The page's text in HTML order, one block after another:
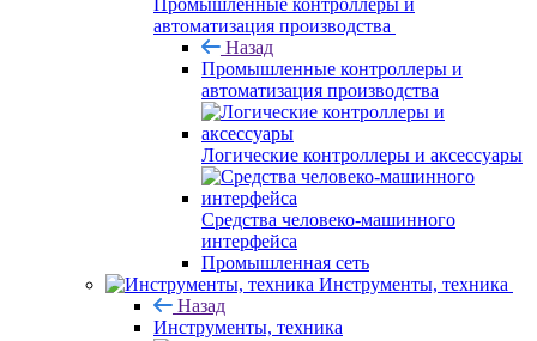
Промышленные контроллеры и
автоматизация производства
Назад
Промышленные контроллеры и
автоматизация производства
Логические контроллеры и аксессуары
Средства человеко-машинного
интерфейса
Промышленная сеть
Инструменты, техника
Назад
Инструменты, техника